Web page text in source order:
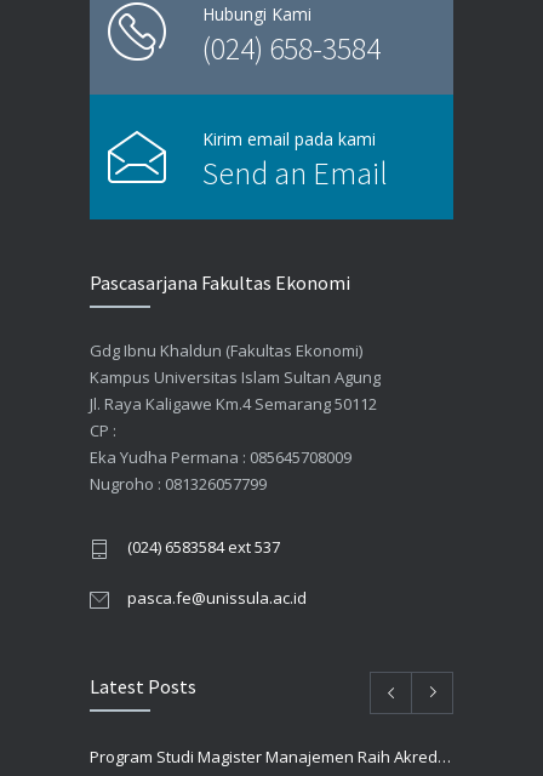
Hubungi Kami
(024) 658-3584
Kirim email pada kami
Send an Email
Pascasarjana Fakultas Ekonomi
Gdg Ibnu Khaldun (Fakultas Ekonomi)
Kampus Universitas Islam Sultan Agung
Jl. Raya Kaligawe Km.4 Semarang 50112
CP :
Eka Yudha Permana : 085645708009
Nugroho : 081326057799
(024) 6583584 ext 537
pasca.fe@unissula.ac.id
Latest Posts
Program Studi Magister Manajemen Raih Akreditasi UNGGUL Oleh BAN PT